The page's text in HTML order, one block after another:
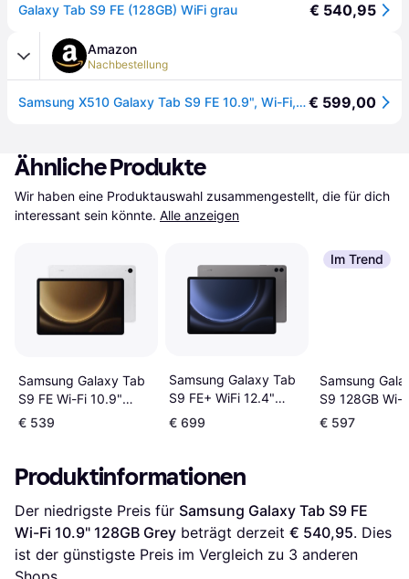
Galaxy Tab S9 FE (128GB) WiFi grau € 540,95
Amazon
Nachbestellung
Samsung X510 Galaxy Tab S9 FE 10.9", Wi-Fi, 128GB 6GB Ram, Gray€ 599,00
Ähnliche Produkte
Wir haben eine Produktauswahl zusammengestellt, die für dich
interessant sein könnte. Alle anzeigen
Samsung Galaxy Tab
S9 FE Wi-Fi 10.9"
128GB Silver
€ 539
Samsung Galaxy Tab
S9 FE+ WiFi 12.4"
128GB Gray
€ 699
Im Trend
Samsung
S9 128GB Wi-
Graphite
€ 597
Produktinformationen
Der niedrigste Preis für Samsung Galaxy Tab S9 FE
Wi-Fi 10.9" 128GB Grey beträgt derzeit € 540,95. Dies
ist der günstigste Preis im Vergleich zu 3 anderen